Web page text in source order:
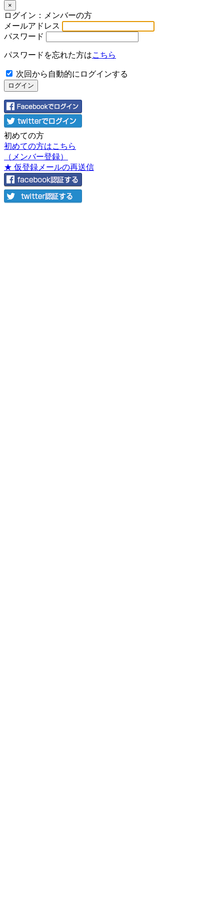
×
ログイン：メンバーの方
メールアドレス
パスワード
パスワードを忘れた方はこちら
次回から自動的にログインする
初めての方
初めての方はこちら
（メンバー登録）
★ 仮登録メールの再送信